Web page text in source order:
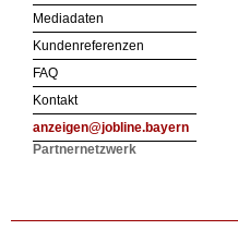
Mediadaten
Kundenreferenzen
FAQ
Kontakt
anzeigen@jobline.bayern
Partnernetzwerk